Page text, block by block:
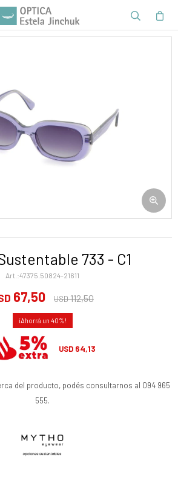
733 - C1
47375.50824-21611
67,50 USD112,50
40
USD 64,13
del producto, podés consultarnos al 094 965
555.